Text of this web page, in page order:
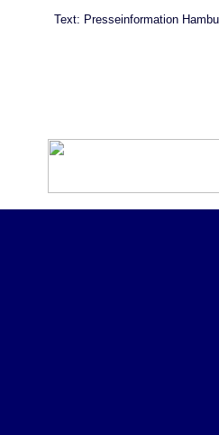
Text: Presseinformation